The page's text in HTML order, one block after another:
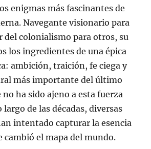
enigmas más fascinantes de
Navegante visionario para
del colonialismo para otros, su
los ingredientes de una épica
ambición, traición, fe ciega y
más importante del último
ha sido ajeno a esta fuerza
de las décadas, diversas
intentado capturar la esencia
cambió el mapa del mundo.